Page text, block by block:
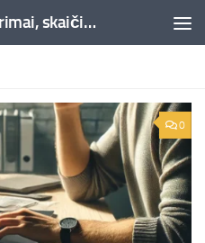
Mokesčiai, mokesčių patarimai, skaičiuoklės, straipsniai -Liepaja.lt
0